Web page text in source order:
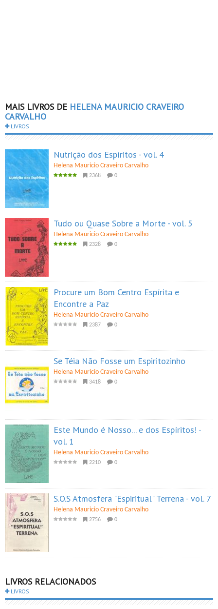
MAIS LIVROS DE HELENA MAURICIO CRAVEIRO
CARVALHO
LIVROS
Nutrição dos Espíritos - vol. 4
Helena Mauricio Craveiro Carvalho
2368 0
Tudo ou Quase Sobre a Morte - vol. 5
Helena Mauricio Craveiro Carvalho
2328 0
Procure um Bom Centro Espírita e
Encontre a Paz
Helena Mauricio Craveiro Carvalho
2387 0
Se Téia Não Fosse um Espiritozinho
Helena Mauricio Craveiro Carvalho
3418 0
Este Mundo é Nosso... e dos Espíritos! -
vol. 1
Helena Mauricio Craveiro Carvalho
2210 0
S.O.S Atmosfera "Espiritual" Terrena - vol. 7
Helena Mauricio Craveiro Carvalho
2756 0
LIVROS RELACIONADOS
LIVROS